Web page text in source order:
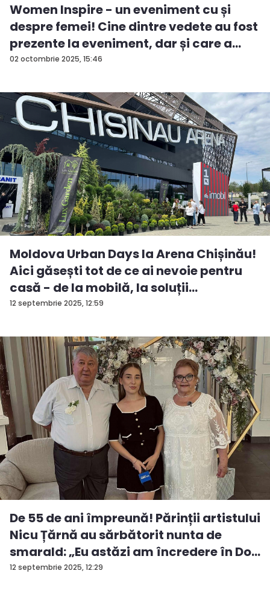
02 octombrie 2025, 15:46
Women Inspire - un eveniment cu și
despre femei! Cine dintre vedete au fost
prezente la eveniment, dar și care a
fos...
12 septembrie 2025, 12:59
Moldova Urban Days la Arena Chișinău!
Aici găsești tot de ce ai nevoie pentru
casă - de la mobilă, la soluții
ingenioas...
12 septembrie 2025, 12:29
De 55 de ani împreună! Părinții artistului
Nicu Țărnă au sărbătorit nunta de
smarald: „Eu astăzi am încredere în Do...